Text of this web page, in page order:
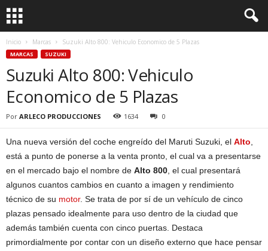
Inicio Marcas Suzuki Alto 800: Vehiculo Economico de 5 Plazas
MARCAS SUZUKI
Suzuki Alto 800: Vehiculo
Economico de 5 Plazas
Por ARLECO PRODUCCIONES 1634 0
Una nueva versión del coche engreído del Maruti Suzuki, el Alto
está a punto de ponerse a la venta pronto, el cual va a presentarse
en el mercado bajo el nombre de Alto 800 , el cual presentará
algunos cuantos cambios en cuanto a imagen y rendimiento
técnico de su motor. Se trata de por sí de un vehículo de cinco
plazas pensado idealmente para uso dentro de la ciudad que
además también cuenta con cinco puertas. Destaca
primordialmente por contar con un diseño externo que hace pensar